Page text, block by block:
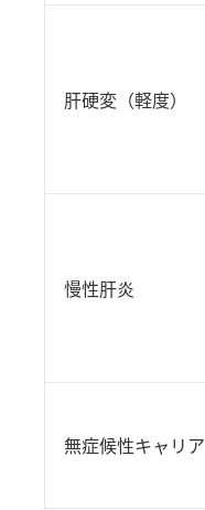
肝硬変（軽度）
慢性肝炎
無症候性キャリア